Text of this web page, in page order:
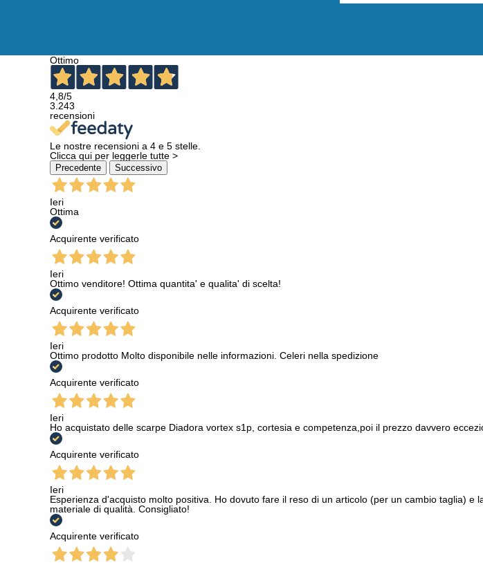
Ottimo
4,8/5
3.243
recensioni
Le nostre recensioni a 4 e 5 stelle.
Clicca qui per leggerle tutte >
Precedente Successivo
Ieri
Ottima
Acquirente verificato
Ieri
Ottimo venditore! Ottima quantita' e qualita' di scelta!
Acquirente verificato
Ieri
Ottimo prodotto Molto disponibile nelle informazioni. Celeri nella spedizione
Acquirente verificato
Ieri
Ho acquistato delle scarpe Diadora vortex s1p, cortesia e competenza,poi il prezzo davvero
Acquirente verificato
Ieri
Esperienza d'acquisto molto positiva. Ho dovuto fare il reso di un articolo (per un cambio taglia)
materiale di qualità. Consigliato!
Acquirente verificato